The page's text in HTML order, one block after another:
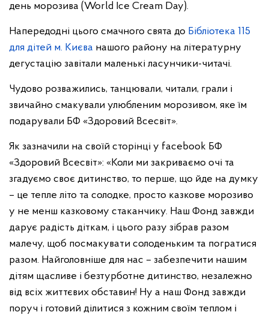
день морозива (World Ice Cream Day).
Напередодні цього смачного свята до Бібліотека 115
для дітей м. Києва нашого району на літературну
дегустацію завітали маленькі ласунчики-читачі.
Чудово розважились, танцювали, читали, грали і
звичайно смакували улюбленим морозивом, яке їм
подарували БФ «Здоровий Всесвіт».
Як зазначили на своїй сторінці у facebook БФ
«Здоровий Всесвіт»: «Коли ми закриваємо очі та
згадуємо своє дитинство, то перше, що йде на думку
– це тепле літо та солодке, просто казкове морозиво
у не менш казковому стаканчику. Наш Фонд завжди
дарує радість діткам, і цього разу зібрав разом
малечу, щоб посмакувати солоденьким та погратися
разом. Найголовніше для нас – забезпечити нашим
дітям щасливе і безтурботне дитинство, незалежно
від всіх життєвих обставин! Ну а наш Фонд завжди
поруч і готовий ділитися з кожним своїм теплом і